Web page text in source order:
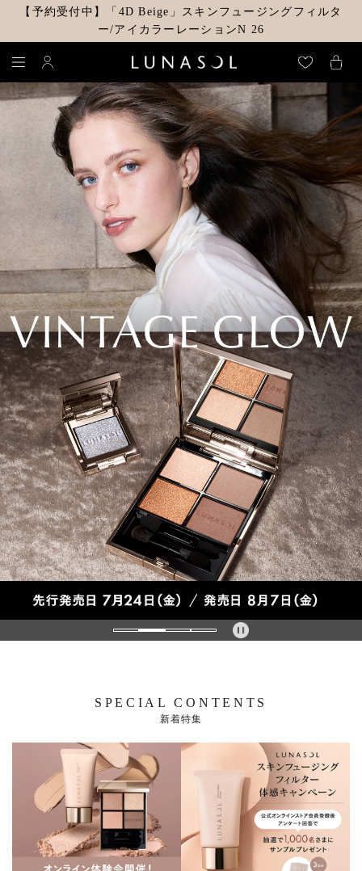
【予約受付中】「4D Beige」スキンフュージングフィルタ
ー/アイカラーレーションN 26
SPECIAL CONTENTS
新着特集